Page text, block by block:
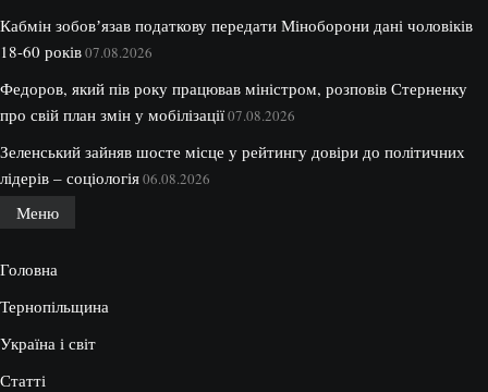
Кабмін зобовʼязав податкову передати Міноборони дані чоловіків
18-60 років07.08.2026
Федоров, який пів року працював міністром, розповів Стерненку
про свій план змін у мобілізації07.08.2026
Зеленський зайняв шосте місце у рейтингу довіри до політичних
лідерів – соціологія06.08.2026
Меню
Головна
Тернопільщина
Україна і світ
Статті